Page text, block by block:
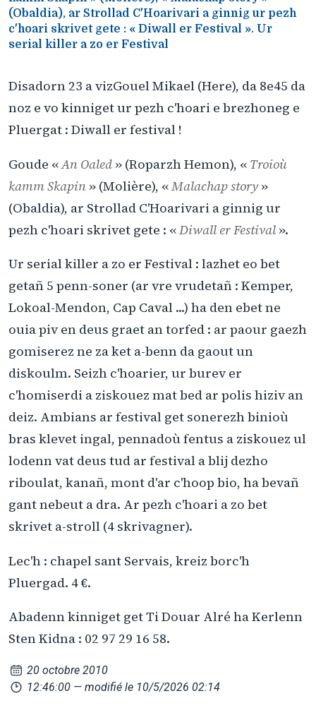
(Obaldia), ar Strollad C'Hoarivari a ginnig ur pezh
c'hoari skrivet gete : « Diwall er Festival ». Ur
serial killer a zo er Festival
Disadorn 23 a vizGouel Mikael (Here), da 8e45 da
noz e vo kinniget ur pezh c'hoari e brezhoneg e
Pluergat : Diwall er festival !
Goude «An Oaled » (Roparzh Hemon), « Troioù
kamm Skapin » (Molière), «Malachap story»
(Obaldia), ar Strollad C'Hoarivari a ginnig ur
pezh c'hoari skrivet gete : «Diwall er Festival ».
Ur serial killer a zo er Festival : lazhet eo bet
getañ 5 penn-soner (ar vre vrudetañ : Kemper,
Lokoal-Mendon, Cap Caval ...) ha den ebet ne
ouia piv en deus graet an torfed : ar paour gaezh
gomiserez ne za ket a-benn da gaout un
diskoulm. Seizh c'hoarier, ur burev er
c'homiserdi a ziskouez mat bed ar polis hiziv an
deiz. Ambians ar festival get sonerezh binioù
bras klevet ingal, pennadoù fentus a ziskouez ul
lodenn vat deus tud ar festival a blij dezho
riboulat, kanañ, mont d'ar c'hoop bio, ha bevañ
gant nebeut a dra. Ar pezh c'hoari a zo bet
skrivet a-stroll (4 skrivagner).
Lec'h : chapel sant Servais, kreiz borc'h
Pluergad. 4 €.
Abadenn kinniget get Ti Douar Alré ha Kerlenn
Sten Kidna : 02 97 29 16 58.
20 octobre 2010
12:46:00 — modifié le 10/5/2026 02:14